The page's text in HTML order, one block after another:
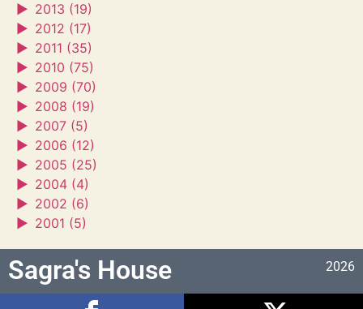
► 2013 (19)
► 2012 (17)
► 2011 (35)
► 2010 (75)
► 2009 (70)
► 2008 (19)
► 2007 (5)
► 2006 (12)
► 2005 (25)
► 2004 (4)
► 2002 (6)
► 2001 (5)
Sagra's House 2026